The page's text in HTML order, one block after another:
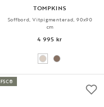
TOMPKINS
Soffbord, Vitpigmenterad, 90x90
cm
4 995 kr
FSC®